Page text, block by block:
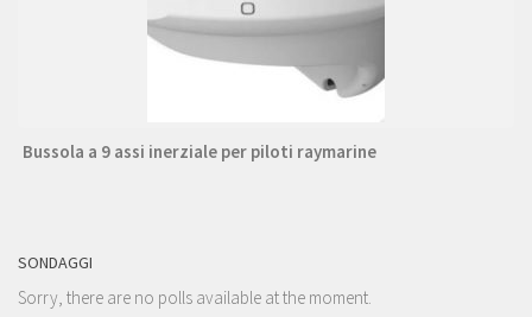
Bussola a 9 assi inerziale per piloti raymarine
SONDAGGI
Sorry, there are no polls available at the moment.